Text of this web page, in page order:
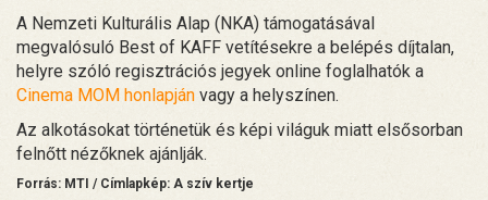
A Nemzeti Kulturális Alap (NKA) támogatásával
megvalósuló Best of KAFF vetítésekre a belépés díjtalan,
helyre szóló regisztrációs jegyek online foglalhatók a
Cinema MOM honlapján vagy a helyszínen.
Az alkotásokat történetük és képi világuk miatt elsősorban
felnőtt nézőknek ajánlják.
Forrás: MTI / Címlapkép: A szív kertje